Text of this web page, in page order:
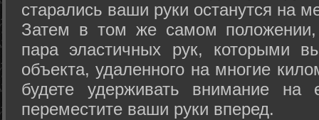
старались ваши руки останутся на
Затем в том же самом положении,
пара эластичных рук, которыми
объекта, удаленного на многие
будете удерживать внимание на
переместите ваши руки вперед.